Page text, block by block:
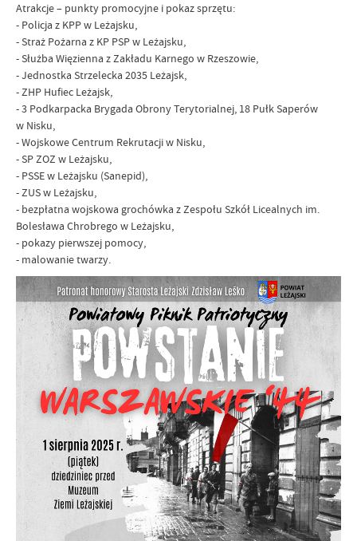
Atrakcje – punkty promocyjne i pokaz sprzętu:
- Policja z KPP w Leżajsku,
- Straż Pożarna z KP PSP w Leżajsku,
- Służba Więzienna z Zakładu Karnego w Rzeszowie,
- Jednostka Strzelecka 2035 Leżajsk,
- ZHP Hufiec Leżajsk,
- 3 Podkarpacka Brygada Obrony Terytorialnej, 18 Pułk Saperów
w Nisku,
- Wojskowe Centrum Rekrutacji w Nisku,
- SP ZOZ w Leżajsku,
- PSSE w Leżajsku (Sanepid),
- ZUS w Leżajsku,
- bezpłatna wojskowa grochówka z Zespołu Szkół Licealnych im.
Bolesława Chrobrego w Leżajsku,
- pokazy pierwszej pomocy,
- malowanie twarzy.